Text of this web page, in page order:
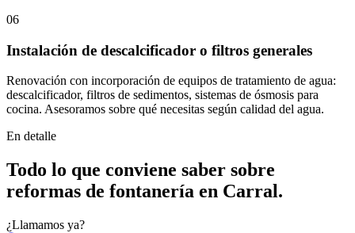
06
Instalación de descalcificador o filtros generales
Renovación con incorporación de equipos de tratamiento de agua:
descalcificador, filtros de sedimentos, sistemas de ósmosis para
cocina. Asesoramos sobre qué necesitas según calidad del agua.
En detalle
Todo lo que conviene saber sobre
reformas de fontanería en Carral .
¿Llamamos ya?